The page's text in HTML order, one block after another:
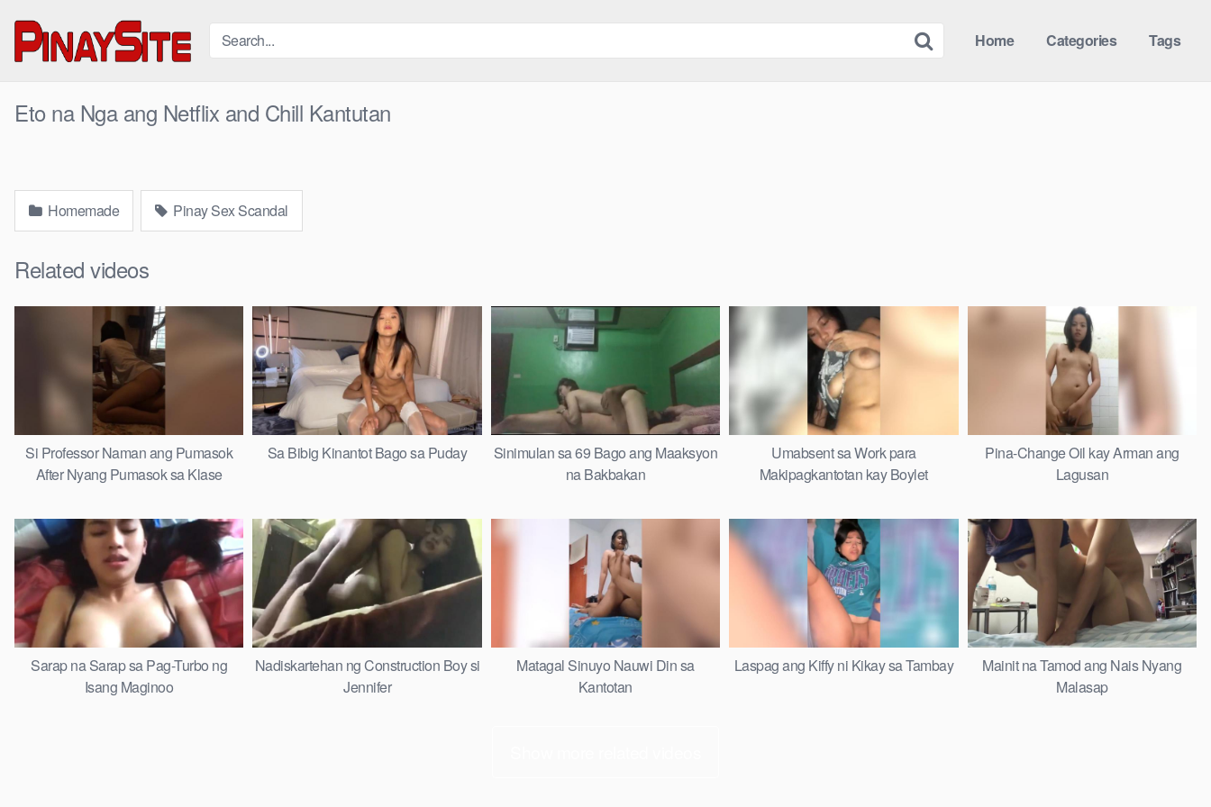
content
Home Categories Tags
Eto na Nga ang Netflix and Chill Kantutan
Homemade Pinay Sex Scandal
Related videos
Si Professor Naman ang Pumasok
After Nyang Pumasok sa Klase
Sa Bibig Kinantot Bago sa Puday
Sinimulan sa 69 Bago ang Maaksyon
na Bakbakan
Umabsent sa Work para
Makipagkantotan kay Boylet
Pina-Change Oil kay Arman ang
Lagusan
Sarap na Sarap sa Pag-Turbo ng
Isang Maginoo
Nadiskartehan ng Construction Boy si
Jennifer
Matagal Sinuyo Nauwi Din sa
Kantotan
Laspag ang Kiffy ni Kikay sa Tambay
Mainit na Tamod ang Nais Nyang
Malasap